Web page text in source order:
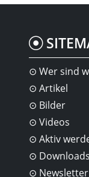
Wer sind
Artikel
Bilder
Videos
Aktiv
Downloads
Newsletter